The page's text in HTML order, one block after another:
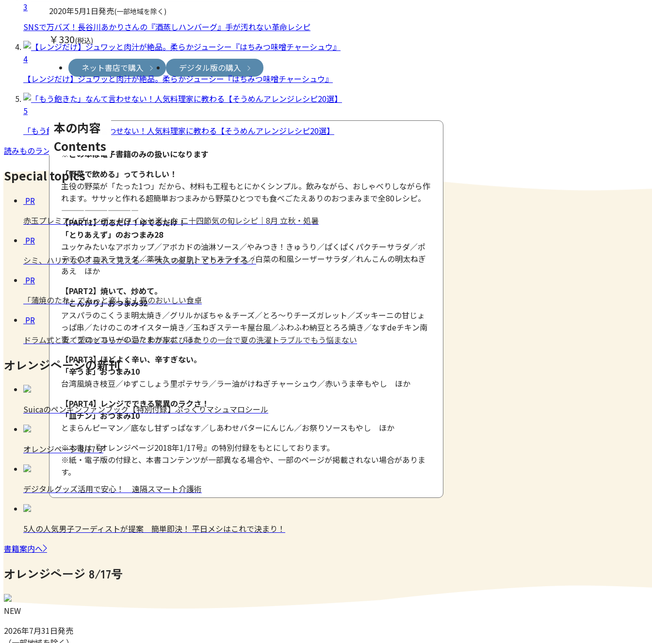
2020年5月1日発売(一部地域を除く)
￥330(税込)
ネット書店で購入 デジタル版の購入
本の内容
Contents
※この本は電子書籍のみの扱いになります
「野菜で飲める」ってうれしい！
主役の野菜が「たった1つ」だから、材料も工程もとにかくシンプル。飲みながら、おしゃべりしながら作
れます。ササッと作れる超簡単おつまみから野菜ひとつでも食べごたえありのおつまみまで全80レシピ。
——————————
【PART1】切るだけ！ゆでるだけ！
「とりあえず」のおつまみ28
ユッケみたいなアボカップ／アボカドの油淋ソース／やみつき！きゅうり／ぱくぱくパクチーサラダ／ポ
テチのオニスラサラダ／薬味たっぷりトマトスライス／白菜の和風シーザーサラダ／れんこんの明太ねぎ
あえ ほか
【PART2】焼いて、炒めて。
「こんがり」おつまみ32
アスパラのこくうま明太焼き／グリルかぼちゃ＆チーズ／とろ～りチーズガレット／ズッキーニの甘じょ
っぱ串／たけのこのオイスター焼き／玉ねぎステーキ屋台風／ふわふわ納豆とろろ焼き／なすdeチキン南
蛮／ブロッコリーの温たまカルボ ほか
【PART3】ほどよく辛い、辛すぎない。
「辛うま」おつまみ10
台湾風焼き枝豆／ゆずこしょう里ポテサラ／ラー油がけねぎチャーシュウ／赤いうま辛もやし ほか
【PART4】レンジでできる驚異のラクさ！
「皿チン」おつまみ10
とまらんピーマン／底なし甘ずっぱなす／しあわせバターにんじん／お祭りソースもやし ほか
※本書は『オレンジページ2018年1/17号』の特別付録をもとにしております。
※紙・電子版の付録と、本書コンテンツが一部異なる場合や、一部のページが掲載されない場合がありま
す。
3
SNSで万バズ！長谷川あかりさんの『酒蒸しハンバーグ』手が汚れない革命レシピ
4
【レンジだけ】ジュワッと肉汁が絶品。柔らかジューシー『はちみつ味噌チャーシュウ』
5
「もう飽きた」なんて言わせない！人気料理家に教わる【そうめんアレンジレシピ20選】
読みものランキング
Special topics
PR
赤玉プレミアムブレンデッドワインと楽しむ 二十四節気の旬レシピ｜8月 立秋・処暑
PR
シミ、ハリがない、疲れて見える……大人の夏肌、どうケアする？
PR
「蒲焼のたれ」でもっと楽しむ！夏のおいしい食卓
PR
ドラム式とたて型のどちらがいい？わが家にぴったりの一台で夏の洗濯トラブルでもう悩まない
オレンジページの新刊
Suicaのペンギンファンブック【特別付録】ぷっくりマシュマロシール
オレンジページ 8/17号
デジタルグッズ活用で安心！ 遠隔スマート介護術
5人の人気男子フーディストが提案 簡単即決！ 平日メシはこれで決まり！
書籍案内へ
オレンジページ 8/17号
NEW
2026年7月31日発売